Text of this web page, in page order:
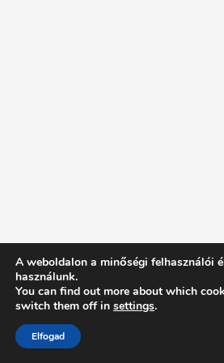
Intentionally Blank - Proudly
A weboldalon a minőségi felhasználói
használunk.
You can find out more about which
switch them off in settings.
Elfogad